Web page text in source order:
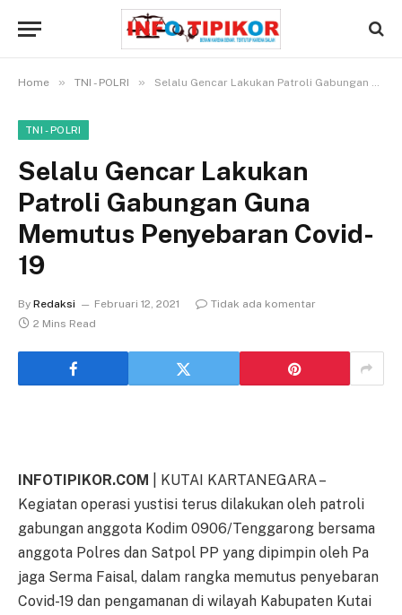
Home » TNI - POLRI » Selalu Gencar Lakukan Patroli Gabungan Guna Memutus Penyebaran Covid-19
TNI - POLRI
Selalu Gencar Lakukan
Patroli Gabungan Guna
Memutus Penyebaran Covid-
19
By Redaksi Februari 12, 2021
Tidak ada komentar
2 Mins Read
INFOTIPIKOR.COM
| KUTAI KARTANEGARA –
Kegiatan operasi yustisi terus dilakukan oleh patroli
gabungan anggota Kodim 0906/Tenggarong bersama
anggota Polres dan Satpol PP yang dipimpin oleh Pa
jaga Serma Faisal, dalam rangka memutus penyebaran
Covid-19 dan pengamanan di wilayah Kabupaten Kutai